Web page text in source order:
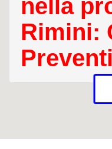
nella
Rimini: